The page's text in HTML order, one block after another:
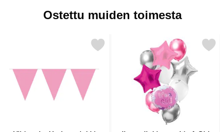
Ostettu muiden toimesta
Merkitse viirinauha Vaaleanpinkki suosikiksi
Merkitse ilmapallokimppu It's